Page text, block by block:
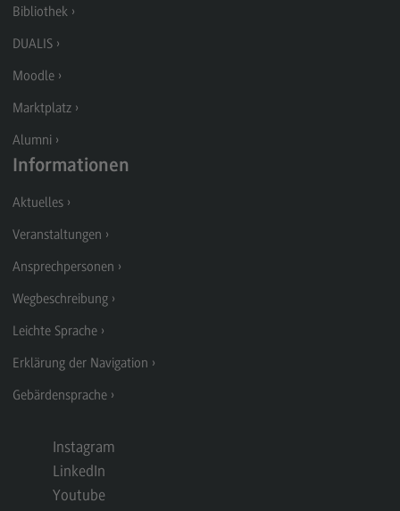
Nachhaltige Hochschule
Energie- und Klimaschutzkonzept an der DHBW
Nachhaltigkeit am Bildungscampus
Nachhaltigkeit Stadt Heilbronn
Ideenbox Nachhaltigkeit
Qualitätsmanagement
Qualitätsmanagement
Lehre am DHBW CAS
Alumni
Erfahrung weitergeben
Bibliothek
DUALIS
Moodle
Marktplatz
Alumni
Informationen
Aktuelles
Veranstaltungen
Ansprechpersonen
Wegbeschreibung
Leichte Sprache
Erklärung der Navigation
Gebärdensprache
Instagram
LinkedIn
Youtube